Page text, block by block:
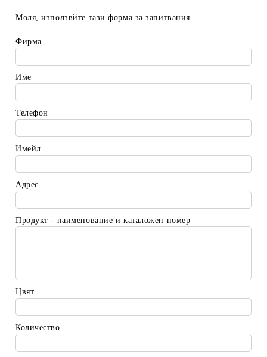
Моля, използвйте тази форма за запитвания.
Фирма
Име
Телефон
Имейл
Адрес
Продукт - наименование и каталожен номер
Цвят
Количество